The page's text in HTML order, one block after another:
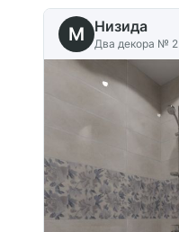
M Низида
Два декора № 2